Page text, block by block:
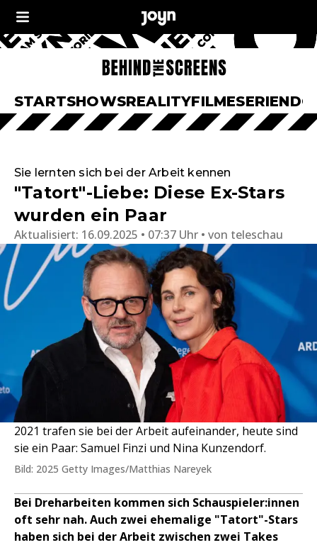
STARTSHOWSREALITYFILMESERIEN
Sie lernten sich bei der Arbeit kennen
"Tatort"-Liebe: Diese Ex-Stars
wurden ein Paar
Aktualisiert: 16.09.2025 • 07:37 Uhr von teleschau
2021 trafen sie bei der Arbeit aufeinander, heute sind
sie ein Paar: Samuel Finzi und Nina Kunzendorf.
Bild: 2025 Getty Images/Matthias Nareyek
Bei Dreharbeiten kommen sich Schauspieler:innen
oft sehr nah. Auch zwei ehemalige "Tatort"-Stars
haben sich bei der Arbeit zwischen zwei Takes